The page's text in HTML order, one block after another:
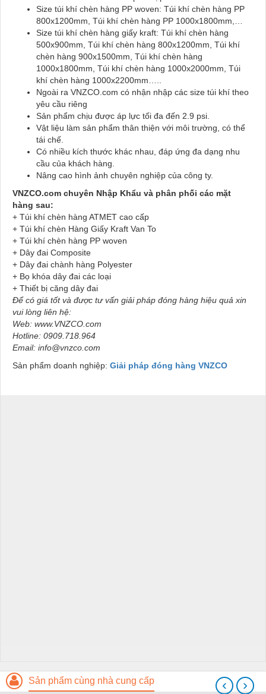
Size túi khí chèn hàng PP woven: Túi khí chèn hàng PP
800x1200mm, Túi khí chèn hàng PP 1000x1800mm,…
Size túi khí chèn hàng giấy kraft: Túi khí chèn hàng
500x900mm, Túi khí chèn hàng 800x1200mm, Túi khí
chèn hàng 900x1500mm, Túi khí chèn hàng
1000x1800mm, Túi khí chèn hàng 1000x2000mm, Túi
khí chèn hàng 1000x2200mm…..
Ngoài ra VNZCO.com có nhận nhập các size túi khí theo
yêu cầu riêng
Sản phẩm chịu được áp lực tối đa đến 2.9 psi.
Vật liệu làm sản phẩm thân thiện với môi trường, có thể
tái chế.
Có nhiều kích thước khác nhau, đáp ứng đa dạng nhu
cầu của khách hàng.
Nâng cao hình ảnh chuyên nghiệp của công ty.
VNZCO.com chuyên Nhập Khẩu và phân phối các mặt
hàng sau:
+ Túi khí chèn hàng ATMET cao cấp
+ Túi khí chèn Hàng Giấy Kraft Van To
+ Túi khí chèn hàng PP woven
+ Dây đai Composite
+ Dây đai chành hàng Polyester
+ Bọ khóa dây đai các loại
+ Thiết bị căng dây đai
Để có giá tốt và được tư vấn giải pháp đóng hàng hiệu quả xin
vui lòng liên hệ:
Web: www.VNZCO.com
Hotline: 0909.718.964
Email: info@vnzco.com
Sản phẩm doanh nghiệp: Giải pháp đóng hàng VNZCO
Sản phẩm cùng nhà cung cấp ‹ ›